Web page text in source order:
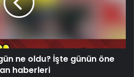
ne oldu? İşte günün öne
haberleri